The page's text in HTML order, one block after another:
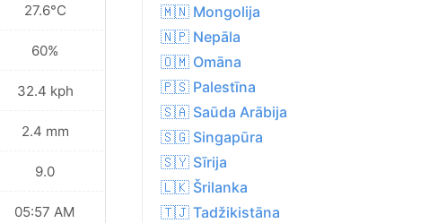
27.6°C
60%
32.4 kph
2.4 mm
9.0
05:57 AM
🇲🇳 Mongolija
🇳🇵 Nepāla
🇴🇲 Omāna
🇵🇸 Palestīna
🇸🇦 Saūda Arābija
🇸🇬 Singapūra
🇸🇾 Sīrija
🇱🇰 Šrilanka
🇹🇯 Tadžikistāna